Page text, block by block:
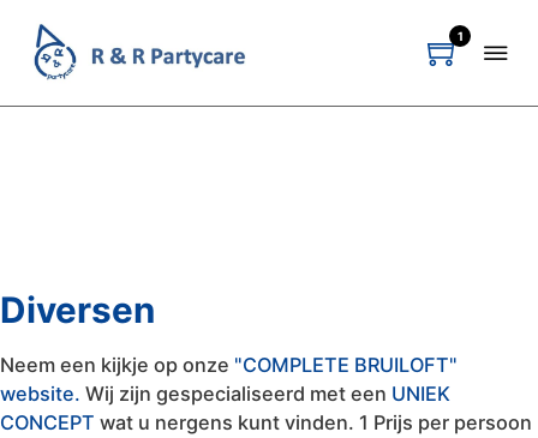
1
Diversen
Neem een kijkje op onze "COMPLETE BRUILOFT"
website. Wij zijn gespecialiseerd met een UNIEK
CONCEPT wat u nergens kunt vinden. 1 Prijs per persoon